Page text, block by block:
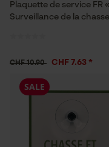
Plaquette de service FR «
Surveillance de la
CHF 10.90 CHF 7.63 *
SALE